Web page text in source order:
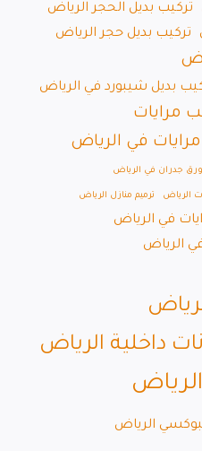
تركيب بديل الحجر الرياض
تركيب بديل حجر الرياض
بديل شيبورد في الرياض
مرايات
في الرياض
ورق جدران في الرياض
الرياض ترميم منازل الرياض
في الرياض
الرياض
داخلية الرياض
الرياض